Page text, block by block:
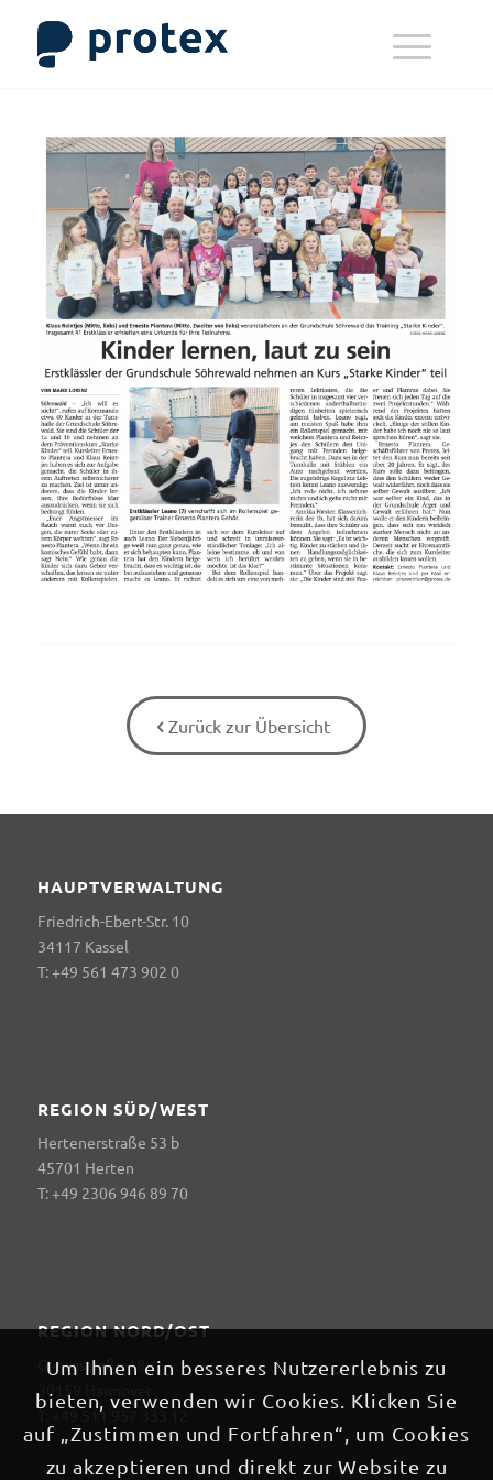
Zurück zur Übersicht
HAUPTVERWALTUNG
Friedrich-Ebert-Str. 10
34117 Kassel
T: +49 561 473 902 0
REGION SÜD/WEST
Hertenerstraße 53 b
45701 Herten
T: +49 2306 946 89 70
REGION NORD/OST
Georgstraße 18
30159 Hannover
T: +49 511 957 333 12
Um Ihnen ein besseres Nutzererlebnis zu
bieten, verwenden wir Cookies. Klicken Sie
auf „Zustimmen und Fortfahren“, um Cookies
zu akzeptieren und direkt zur Website zu